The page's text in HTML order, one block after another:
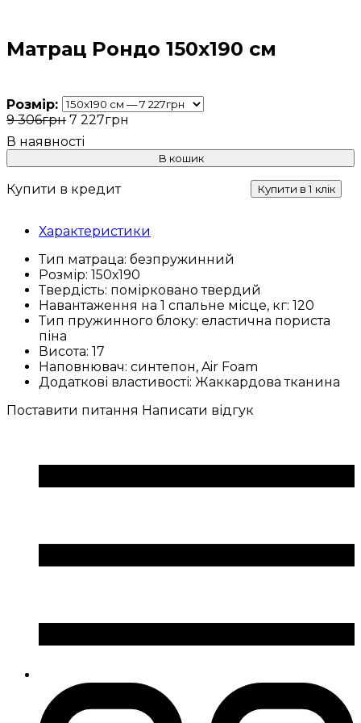
Матрац Рондо 150х190 см
Розмір:
9 306грн 7 227грн
В кошик
Купити в кредит Купити в 1 клік
Характеристики
Тип матраца: безпружинний
Розмір: 150х190
Твердість: помірковано твердий
Навантаження на 1 спальне місце, кг: 120
Тип пружинного блоку: еластична пориста
піна
Висота: 17
Наповнювач: синтепон, Air Foam
Додаткові властивості: Жаккардова тканина
Поставити питання Написати відгук